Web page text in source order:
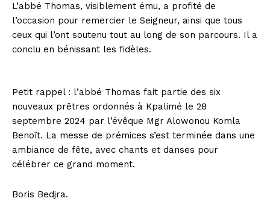
L’abbé Thomas, visiblement ému, a profité de
l’occasion pour remercier le Seigneur, ainsi que tous
ceux qui l’ont soutenu tout au long de son parcours. Il a
conclu en bénissant les fidèles.
Petit rappel : l’abbé Thomas fait partie des six
nouveaux prêtres ordonnés à Kpalimé le 28
septembre 2024 par l’évêque Mgr Alowonou Komla
Benoît. La messe de prémices s’est terminée dans une
ambiance de fête, avec chants et danses pour
célébrer ce grand moment.
Boris Bedjra.